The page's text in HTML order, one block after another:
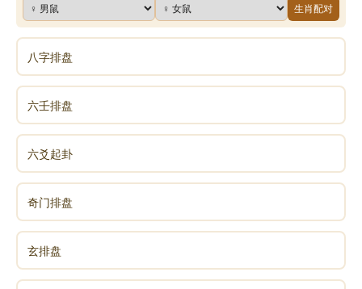
生肖配对
八字排盘
六壬排盘
六爻起卦
奇门排盘
玄排盘